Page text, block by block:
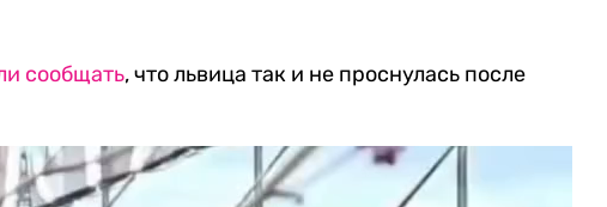
сообщать, что львица так и не проснулась после